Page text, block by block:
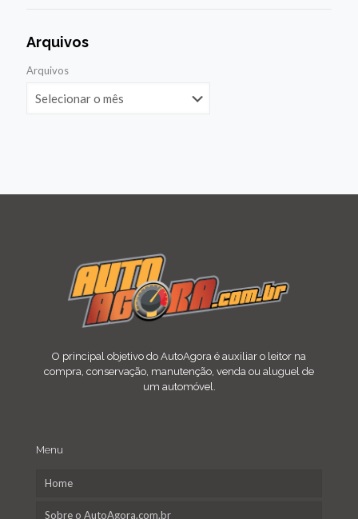
Arquivos
Arquivos
O principal objetivo do AutoAgora é auxiliar o leitor na
compra, conservação, manutenção, venda ou aluguel de
um automóvel.
Menu
Home
Sobre o AutoAgora.com.br